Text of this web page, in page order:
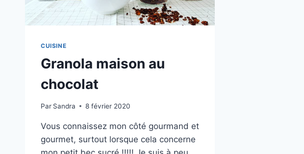
CUISINE
Granola maison au
chocolat
Par Sandra 8 février 2020
Vous connaissez mon côté gourmand et
gourmet, surtout lorsque cela concerne